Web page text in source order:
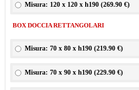
Misura: 120 x 120 x h190 (269.90 €)
BOX DOCCIA RETTANGOLARI
Misura: 70 x 80 x h190 (219.90 €)
Misura: 70 x 90 x h190 (229.90 €)